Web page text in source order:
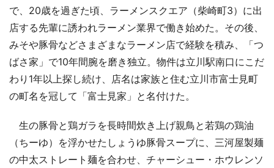
で、20歳を過ぎた頃、ラーメンスクエア（柴崎町3）に出
店する先輩に誘われラーメン業界で働き始めた。その後、
みそや豚骨などさまざまなラーメン店で経験を積み、「つ
ばさ家」で10年間腕を磨き独立。物件は立川駅南口にこだ
わり1年以上探し続け、店名は家族と住む立川市富士見町
の町名を冠して「富士見家」と名付けた。
生の豚骨と鶏ガラを長時間炊き上げ親鳥と若鶏の鶏油
（ちーゆ）を浮かせたしょうゆ豚骨スープに、三河屋製麺
の中太ストレート麺を合わせ、チャーシュー・ホウレンソ